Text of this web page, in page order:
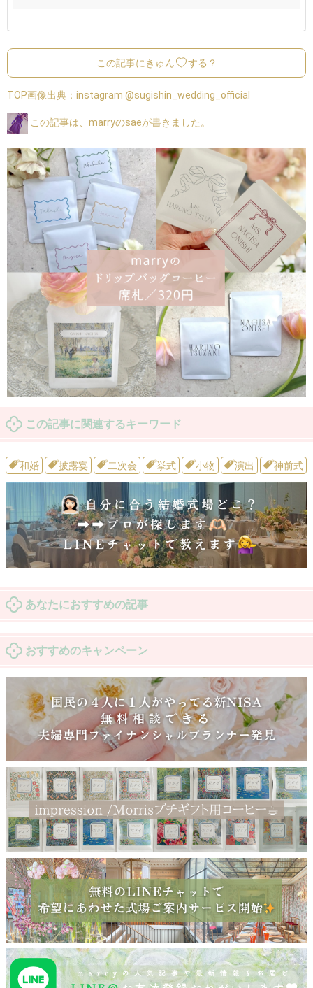
この記事にきゅん する？
TOP画像出典： instagram @sugishin_wedding_official
この記事は、marryのsaeが書きました。
この記事に関連するキーワード
和婚 披露宴 二次会 挙式 小物 演出 神前式
あなたにおすすめの記事
おすすめのキャンペーン